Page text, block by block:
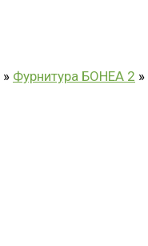
» Фурнитура БОНЕА 2 »